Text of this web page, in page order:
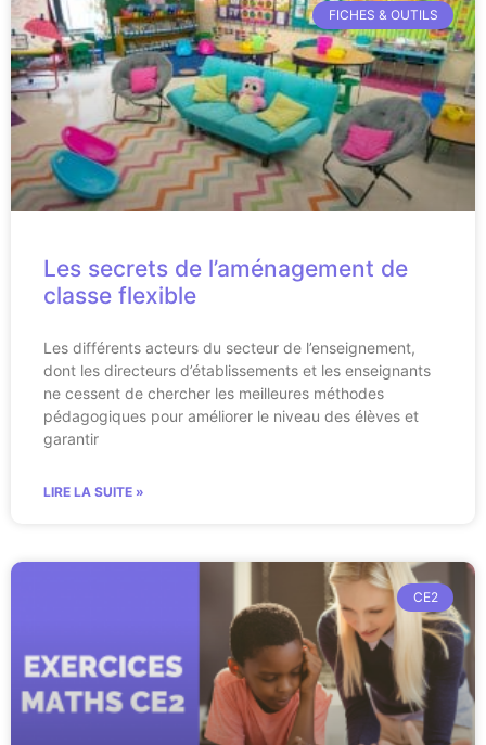
FICHES & OUTILS
Les secrets de l’aménagement de
classe flexible
Les différents acteurs du secteur de l’enseignement,
dont les directeurs d’établissements et les enseignants
ne cessent de chercher les meilleures méthodes
pédagogiques pour améliorer le niveau des élèves et
garantir
LIRE LA SUITE »
CE2